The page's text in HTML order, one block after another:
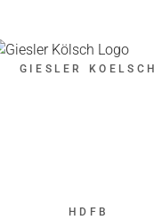
GIESLER KOELSCH
HDFB